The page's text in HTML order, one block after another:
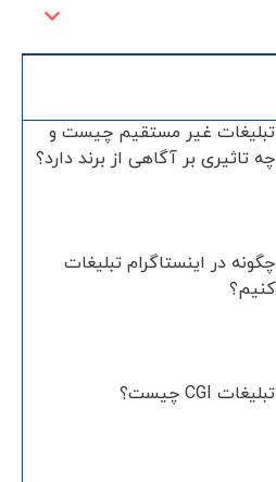
تبلیغات غیر مستقیم چیست و
چه تاثیری بر آگاهی از برند دارد؟
چگونه در اینستاگرام تبلیغات
کنیم؟
تبلیغات CGI چیست؟